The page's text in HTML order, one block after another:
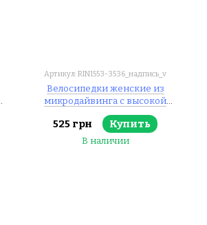
Артикул: RIN1553-3536_надпись_v
Велосипедки женские из
микродайвинга с высокой
посадкой S, M, L, XL, XXL (2цв)
"OPTSHOP" недорого от прямого
поставщика
525 грн Купить
В наличии